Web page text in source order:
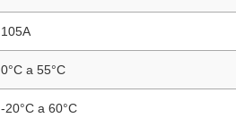
105A
0°C a 55°C
-20°C a 60°C